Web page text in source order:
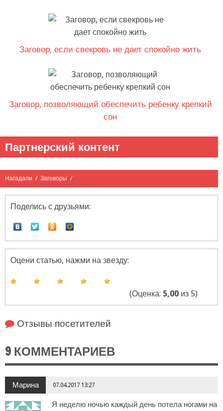
Заговор, если свекровь не дает спокойно жить
Заговор, позволяющий обеспечить ребенку крепкий
сон
Партнерский контент
Нагадали / Заговоры /
Поделись с друзьями:
Оцени статью, нажми на звезду:
(Оценка: 5,00 из 5)
Отзывы посетителей
9 КОММЕНТАРИЕВ
Марина 07.04.2017 13:27
Я неделю ночью каждый день потела ногами на